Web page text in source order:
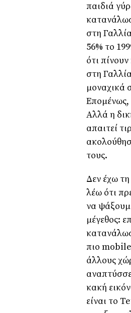
παιδιά
στη
56% το
ότι
στη
μοναχικά
Επομένως,
Αλλά η
απαιτεί
τους.
Δεν έχω
λέω ότι
να
μέγεθος:
πιο
άλλους
κακή
είναι το